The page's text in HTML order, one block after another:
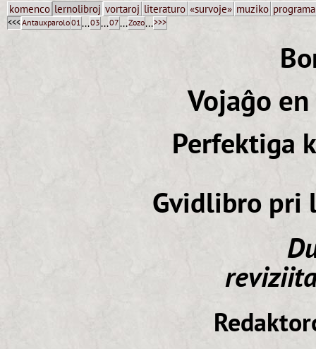
komenco lernolibroj vortaroj literaturo «survoje» muziko
<<<Antauxparolo01...03...07...Zozo...>>>
Vojaĝo
Perfektiga
Gvidlibro pri